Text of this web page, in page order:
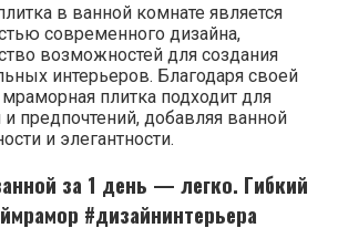
в ванной комнате является
современного дизайна,
возможностей для создания
интерьеров. Благодаря своей
плитка подходит для
предпочтений, добавляя ванной
и элегантности.
за 1 день — легко. Гибкий
#дизайнинтерьера